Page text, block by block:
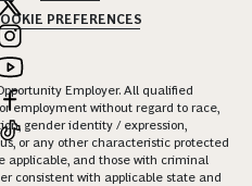
PREFERENCES
Employer. All qualified
employment without regard to race,
gender identity / expression,
or any other characteristic protected
applicable, and those with criminal
consistent with applicable state and